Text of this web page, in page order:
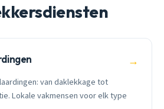
→
van daklekkage tot
Lokale vakmensen voor elk type